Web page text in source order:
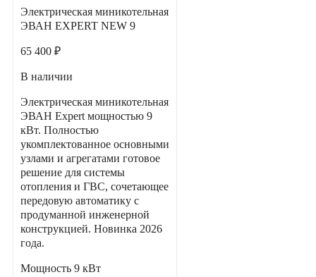
Электрическая миникотельная
ЭВАН EXPERT NEW 9
65 400 ₽
В наличии
Электрическая миникотельная
ЭВАН Expert мощностью 9
кВт. Полностью
укомплектованное основными
узлами и агрегатами готовое
решение для системы
отопления и ГВС, сочетающее
передовую автоматику с
продуманной инженерной
конструкцией. Новинка 2026
года.
Мощность 9 кВт